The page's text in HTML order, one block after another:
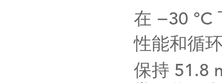
在 −30 °C
性能和循
保持 51.8